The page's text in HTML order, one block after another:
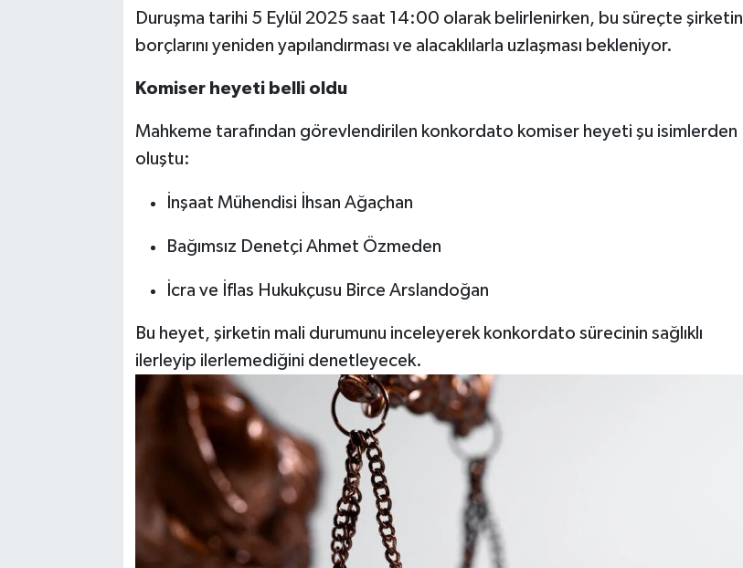
Duruşma tarihi 5 Eylül 2025 saat 14:00 olarak belirlenirken, bu süreçte şirketin
borçlarını yeniden yapılandırması ve alacaklılarla uzlaşması bekleniyor.
Komiser heyeti belli oldu
Mahkeme tarafından görevlendirilen konkordato komiser heyeti şu isimlerden
oluştu:
İnşaat Mühendisi İhsan Ağaçhan
Bağımsız Denetçi Ahmet Özmeden
İcra ve İflas Hukukçusu Birce Arslandoğan
Bu heyet, şirketin mali durumunu inceleyerek konkordato sürecinin sağlıklı
ilerleyip ilerlemediğini denetleyecek.